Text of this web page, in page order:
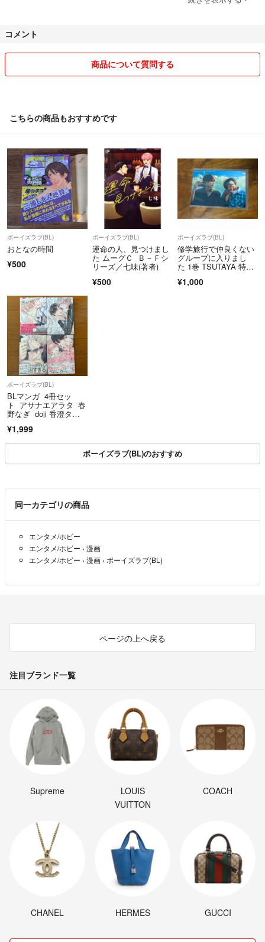
金額をご提示ください。
また、お値下げ額は常識の範囲内でお願いいたします。
す。
コメント
商品について質問する
こちらの商品もおすすめです
ボーイズラブ(BL)
おとなの時間
¥500
ボーイズラブ(BL)
運命の人、見つけまし
た ムーグＣ Ｂ－Ｆシ
リーズ／七味(著者)
¥500
ボーイズラブ(BL)
修学旅行で仲良くない
グループに入りまし
た 1巻 TSUTAYA 特
¥1,000
ボーイズラブ(BL)
BLマンガ 4冊セッ
ト アサナエアラタ 春
野なぎ doji 香澄タベ
¥1,999
ボーイズラブ(BL)のおすすめ
同一カテゴリの商品
エンタメ/ホビー
エンタメ/ホビー › 漫画
エンタメ/ホビー › 漫画 › ボーイズラブ(BL)
ページの上へ戻る
注目ブランド一覧
Supreme
LOUIS
VUITTON
COACH
CHANEL HERMES GUCCI